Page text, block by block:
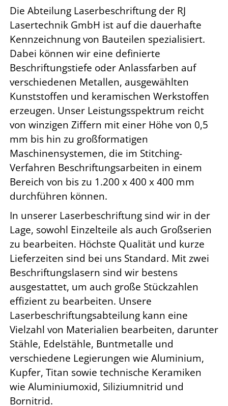
Die Abteilung Laserbeschriftung der RJ
Lasertechnik GmbH ist auf die dauerhafte
Kennzeichnung von Bauteilen spezialisiert.
Dabei können wir eine definierte
Beschriftungstiefe oder Anlassfarben auf
verschiedenen Metallen, ausgewählten
Kunststoffen und keramischen Werkstoffen
erzeugen. Unser Leistungsspektrum reicht
von winzigen Ziffern mit einer Höhe von 0,5
mm bis hin zu großformatigen
Maschinensystemen, die im Stitching-
Verfahren Beschriftungsarbeiten in einem
Bereich von bis zu 1.200 x 400 x 400 mm
durchführen können.
In unserer Laserbeschriftung sind wir in der
Lage, sowohl Einzelteile als auch Großserien
zu bearbeiten. Höchste Qualität und kurze
Lieferzeiten sind bei uns Standard. Mit zwei
Beschriftungslasern sind wir bestens
ausgestattet, um auch große Stückzahlen
effizient zu bearbeiten. Unsere
Laserbeschriftungsabteilung kann eine
Vielzahl von Materialien bearbeiten, darunter
Stähle, Edelstähle, Buntmetalle und
verschiedene Legierungen wie Aluminium,
Kupfer, Titan sowie technische Keramiken
wie Aluminiumoxid, Siliziumnitrid und
Bornitrid.